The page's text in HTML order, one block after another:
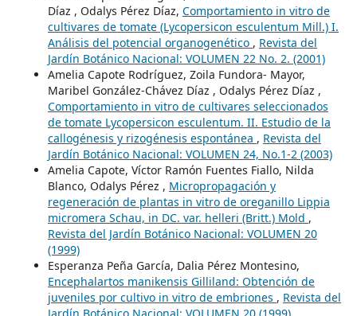
Díaz , Odalys Pérez Díaz, Comportamiento in vitro de
cultivares de tomate (Lycopersicon esculentum Mill.) I.
Análisis del potencial organogenético , Revista del
Jardín Botánico Nacional: VOLUMEN 22 No. 2. (2001)
Amelia Capote Rodríguez, Zoila Fundora- Mayor,
Maribel González-Chávez Díaz , Odalys Pérez Díaz ,
Comportamiento in vitro de cultivares seleccionados
de tomate Lycopersicon esculentum. II. Estudio de la
callogénesis y rizogénesis espontánea , Revista del
Jardín Botánico Nacional: VOLUMEN 24, No.1-2 (2003)
Amelia Capote, Víctor Ramón Fuentes Fiallo, Nilda
Blanco, Odalys Pérez , Micropropagación y
regeneración de plantas in vitro de oreganillo Lippia
micromera Schau, in DC. var. helleri (Britt.) Mold ,
Revista del Jardín Botánico Nacional: VOLUMEN 20
(1999)
Esperanza Peña García, Dalia Pérez Montesino,
Encephalartos manikensis Gilliland: Obtención de
juveniles por cultivo in vitro de embriones , Revista del